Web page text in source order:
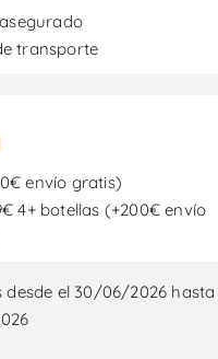
transporte
envío gratis)
4+ botellas (+200€ envío
desde el 30/06/2026 hasta